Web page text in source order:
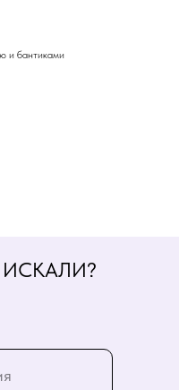
и бантиками